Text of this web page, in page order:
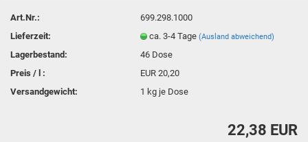
Art.Nr.:
699.298.1000
Lieferzeit:
ca. 3-4 Tage(Ausland abweichend)
Lagerbestand: 46 Dose
Preis / l :
EUR 20,20
Versandgewicht:
1 kg je Dose
22,38 EUR